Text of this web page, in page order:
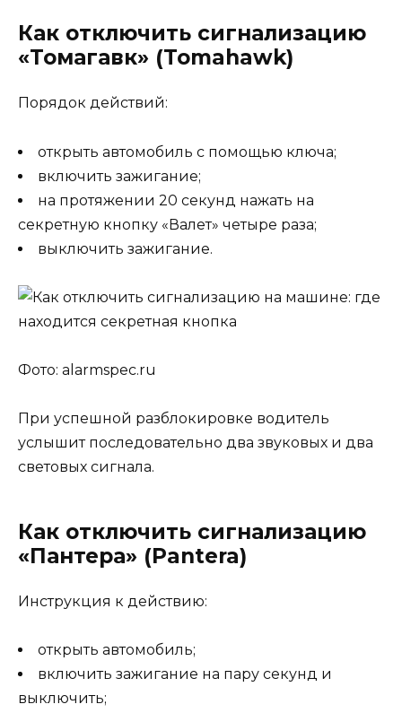
Как отключить сигнализацию
«Томагавк» (Tomahawk)
Порядок действий:
открыть автомобиль с помощью ключа;
включить зажигание;
на протяжении 20 секунд нажать на
секретную кнопку «Валет» четыре раза;
выключить зажигание.
Фото: alarmspec.ru
При успешной разблокировке водитель
услышит последовательно два звуковых и два
световых сигнала.
Как отключить сигнализацию
«Пантера» (Pantera)
Инструкция к действию:
открыть автомобиль;
включить зажигание на пару секунд и
выключить;